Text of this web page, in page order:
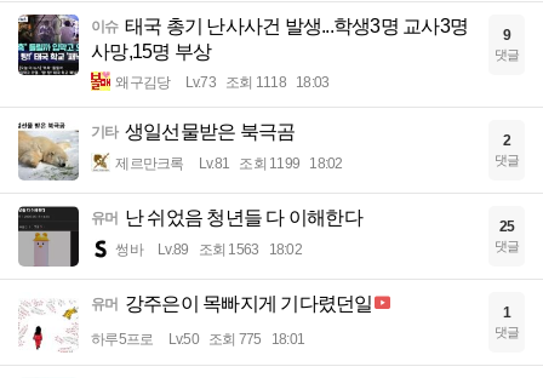
이슈 태국 총기 난사사건 발생...학생3명 교사3명
사망,15명 부상
왜구김당 Lv.73 조회 1118 18:03
9
댓글
기타 생일선물받은 북극곰
제르만크록 Lv.81 조회 1199 18:02
2
댓글
유머 난 쉬었음 청년들 다 이해한다
썽바 Lv.89 조회 1563 18:02
25
댓글
유머 강주은이 목빠지게 기다렸던일
하루5프로 Lv.50 조회 775 18:01
1
댓글